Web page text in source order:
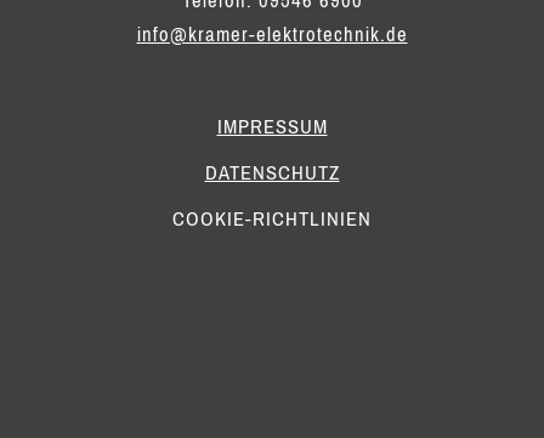
info@kramer-elektrotechnik.de
IMPRESSUM
DATENSCHUTZ
COOKIE-RICHTLINIEN